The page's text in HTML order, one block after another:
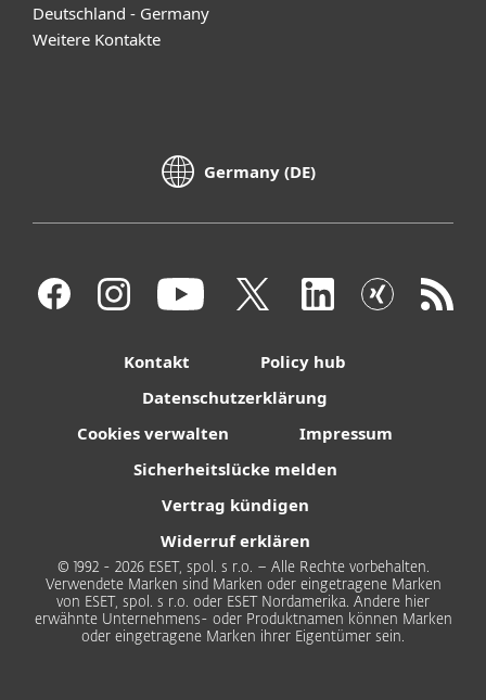
Deutschland - Germany
Weitere Kontakte
Germany (DE)
Kontakt
Policy hub
Datenschutzerklärung
Cookies verwalten
Impressum
Sicherheitslücke melden
Vertrag kündigen
Widerruf erklären
© 1992 - 2026 ESET, spol. s r.o. – Alle Rechte vorbehalten.
Verwendete Marken sind Marken oder eingetragene Marken
von ESET, spol. s r.o. oder ESET Nordamerika. Andere hier
erwähnte Unternehmens- oder Produktnamen können Marken
oder eingetragene Marken ihrer Eigentümer sein.